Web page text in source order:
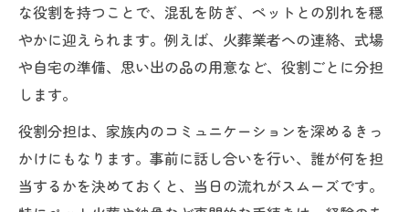
な役割を持つことで、混乱を防ぎ、ペットとの別れを穏
やかに迎えられます。例えば、火葬業者への連絡、式場
や自宅の準備、思い出の品の用意など、役割ごとに分担
します。
役割分担は、家族内のコミュニケーションを深めるきっ
かけにもなります。事前に話し合いを行い、誰が何を担
当するかを決めておくと、当日の流れがスムーズです。